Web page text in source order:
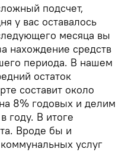
подсчет,
у вас оставалось
месяца вы
нахождение средств
периода. В нашем
остаток
составит около
8% годовых и делим
году. В итоге
Вроде бы и
услуг